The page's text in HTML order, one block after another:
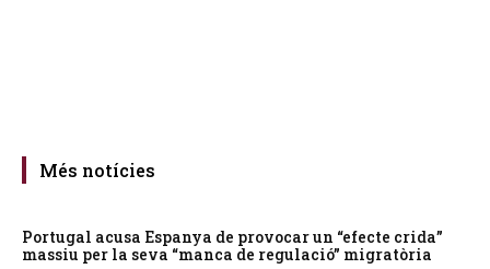
Més notícies
Portugal acusa Espanya de provocar un “efecte crida”
massiu per la seva “manca de regulació” migratòria